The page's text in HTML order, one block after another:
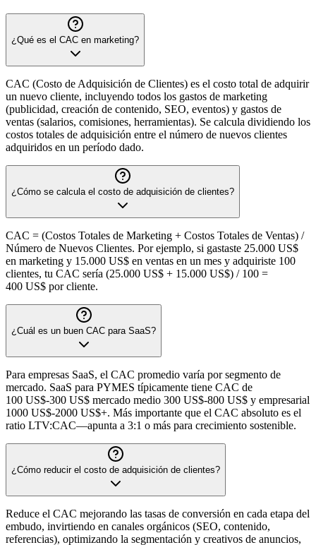
¿Qué es el CAC en marketing?
CAC (Costo de Adquisición de Clientes) es el costo total de adquirir
un nuevo cliente, incluyendo todos los gastos de marketing
(publicidad, creación de contenido, SEO, eventos) y gastos de
ventas (salarios, comisiones, herramientas). Se calcula dividiendo los
costos totales de adquisición entre el número de nuevos clientes
adquiridos en un período dado.
¿Cómo se calcula el costo de adquisición de clientes?
CAC = (Costos Totales de Marketing + Costos Totales de Ventas) /
Número de Nuevos Clientes. Por ejemplo, si gastaste 25.000 US$
en marketing y 15.000 US$ en ventas en un mes y adquiriste 100
clientes, tu CAC sería (25.000 US$ + 15.000 US$) / 100 =
400 US$ por cliente.
¿Cuál es un buen CAC para SaaS?
Para empresas SaaS, el CAC promedio varía por segmento de
mercado. SaaS para PYMES típicamente tiene CAC de
100 US$-300 US$ mercado medio 300 US$-800 US$ y empresarial
1000 US$-2000 US$+. Más importante que el CAC absoluto es el
ratio LTV:CAC—apunta a 3:1 o más para crecimiento sostenible.
¿Cómo reducir el costo de adquisición de clientes?
Reduce el CAC mejorando las tasas de conversión en cada etapa del
embudo, invirtiendo en canales orgánicos (SEO, contenido,
referencias), optimizando la segmentación y creativos de anuncios,